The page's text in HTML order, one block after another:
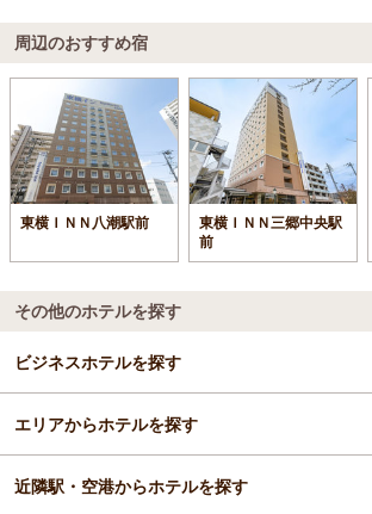
周辺のおすすめ宿
東横ＩＮＮ八潮駅前
東横ＩＮＮ三郷中央駅
前
その他のホテルを探す
ビジネスホテルを探す
埼玉県
越谷・草加
エリアからホテルを探す
埼玉県
近隣駅・空港からホテルを探す